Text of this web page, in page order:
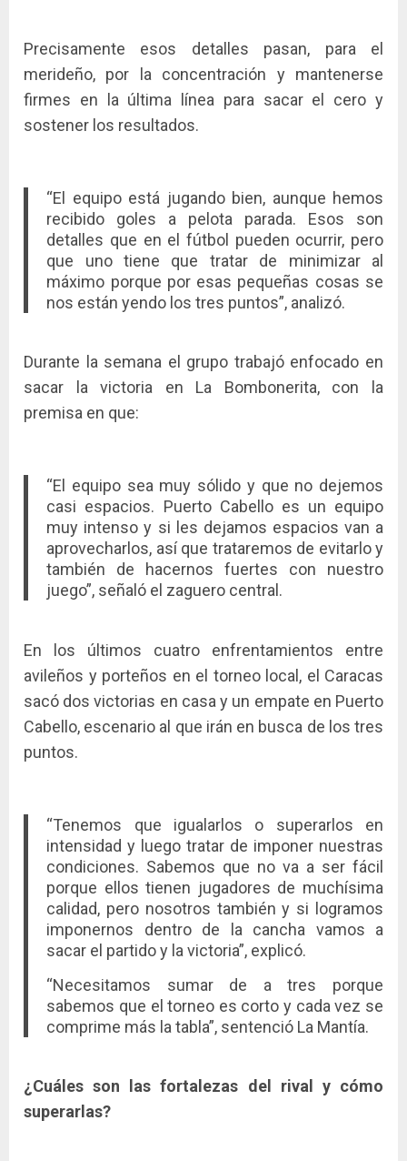
Precisamente esos detalles pasan, para el
merideño, por la concentración y mantenerse
firmes en la última línea para sacar el cero y
sostener los resultados.
“El equipo está jugando bien, aunque hemos
recibido goles a pelota parada. Esos son
detalles que en el fútbol pueden ocurrir, pero
que uno tiene que tratar de minimizar al
máximo porque por esas pequeñas cosas se
nos están yendo los tres puntos”, analizó.
Durante la semana el grupo trabajó enfocado en
sacar la victoria en La Bombonerita, con la
premisa en que:
“El equipo sea muy sólido y que no dejemos
casi espacios. Puerto Cabello es un equipo
muy intenso y si les dejamos espacios van a
aprovecharlos, así que trataremos de evitarlo y
también de hacernos fuertes con nuestro
juego”, señaló el zaguero central.
En los últimos cuatro enfrentamientos entre
avileños y porteños en el torneo local, el Caracas
sacó dos victorias en casa y un empate en Puerto
Cabello, escenario al que irán en busca de los tres
puntos.
“Tenemos que igualarlos o superarlos en
intensidad y luego tratar de imponer nuestras
condiciones. Sabemos que no va a ser fácil
porque ellos tienen jugadores de muchísima
calidad, pero nosotros también y si logramos
imponernos dentro de la cancha vamos a
sacar el partido y la victoria”, explicó.
“Necesitamos sumar de a tres porque
sabemos que el torneo es corto y cada vez se
comprime más la tabla”, sentenció La Mantía.
¿Cuáles son las fortalezas del rival y cómo
superarlas?